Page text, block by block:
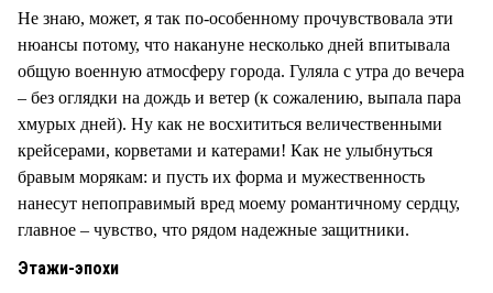
Не знаю, может, я так по-особенному прочувствовала эти
нюансы потому, что накануне несколько дней впитывала
общую военную атмосферу города. Гуляла с утра до вечера
– без оглядки на дождь и ветер (к сожалению, выпала пара
хмурых дней). Ну как не восхититься величественными
крейсерами, корветами и катерами! Как не улыбнуться
бравым морякам: и пусть их форма и мужественность
нанесут непоправимый вред моему романтичному сердцу,
главное – чувство, что рядом надежные защитники.
Этажи-эпохи